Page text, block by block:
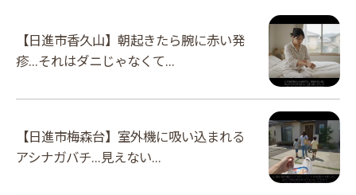
【日進市香久山】朝起きたら腕に赤い発
疹…それはダニじゃなくて...
​【日進市梅森台】室外機に吸い込まれる
アシナガバチ…見えない...